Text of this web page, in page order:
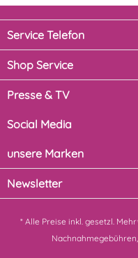
Service Telefon
Shop Service
Presse & TV
Social Media
unsere Marken
Newsletter
* Alle Preise inkl. gesetzl.